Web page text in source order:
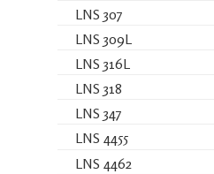
LNS 307
LNS 309L
LNS 316L
LNS 318
LNS 347
LNS 4455
LNS 4462